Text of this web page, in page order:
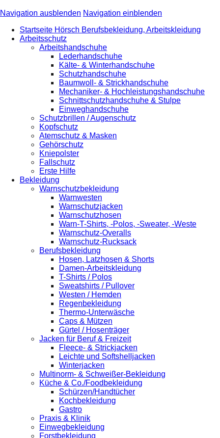
Navigation ausblenden Navigation einblenden
Startseite Hörsch Berufsbekleidung, Arbeitskleidung
Arbeitsschutz
Arbeitshandschuhe
Lederhandschuhe
Kälte- & Winterhandschuhe
Schutzhandschuhe
Baumwoll- & Strickhandschuhe
Mechaniker- & Hochleistungshandschuhe
Schnittschutzhandschuhe & Stulpe
Einweghandschuhe
Schutzbrillen / Augenschutz
Kopfschutz
Atemschutz & Masken
Gehörschutz
Kniepolster
Fallschutz
Erste Hilfe
Bekleidung
Warnschutzbekleidung
Warnwesten
Warnschutzjacken
Warnschutzhosen
Warn-T-Shirts, -Polos, -Sweater, -Weste
Warnschutz-Overalls
Warnschutz-Rucksack
Berufsbekleidung
Hosen, Latzhosen & Shorts
Damen-Arbeitskleidung
T-Shirts / Polos
Sweatshirts / Pullover
Westen / Hemden
Regenbekleidung
Thermo-Unterwäsche
Caps & Mützen
Gürtel / Hosenträger
Jacken für Beruf & Freizeit
Fleece- & Strickjacken
Leichte und Softshelljacken
Winterjacken
Multinorm- & Schweißer-Bekleidung
Küche & Co./Foodbekleidung
Schürzen/Handtücher
Kochbekleidung
Gastro
Praxis & Klinik
Einwegbekleidung
Forstbekleidung